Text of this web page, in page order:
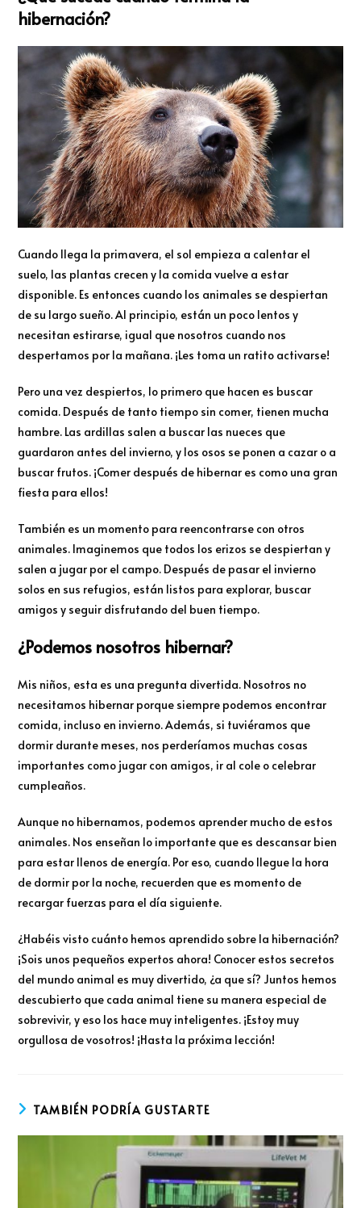
hibernación?
Cuando llega la primavera, el sol empieza a calentar el
suelo, las plantas crecen y la comida vuelve a estar
disponible. Es entonces cuando los animales se despiertan
de su largo sueño. Al principio, están un poco lentos y
necesitan estirarse, igual que nosotros cuando nos
despertamos por la mañana. ¡Les toma un ratito activarse!
Pero una vez despiertos, lo primero que hacen es buscar
comida. Después de tanto tiempo sin comer, tienen mucha
hambre. Las ardillas salen a buscar las nueces que
guardaron antes del invierno, y los osos se ponen a cazar o a
buscar frutos. ¡Comer después de hibernar es como una gran
fiesta para ellos!
También es un momento para reencontrarse con otros
animales. Imaginemos que todos los erizos se despiertan y
salen a jugar por el campo. Después de pasar el invierno
solos en sus refugios, están listos para explorar, buscar
amigos y seguir disfrutando del buen tiempo.
¿Podemos nosotros hibernar?
Mis niños, esta es una pregunta divertida. Nosotros no
necesitamos hibernar porque siempre podemos encontrar
comida, incluso en invierno. Además, si tuviéramos que
dormir durante meses, nos perderíamos muchas cosas
importantes como jugar con amigos, ir al cole o celebrar
cumpleaños.
Aunque no hibernamos, podemos aprender mucho de estos
animales. Nos enseñan lo importante que es descansar bien
para estar llenos de energía. Por eso, cuando llegue la hora
de dormir por la noche, recuerden que es momento de
recargar fuerzas para el día siguiente.
¿Habéis visto cuánto hemos aprendido sobre la hibernación?
¡Sois unos pequeños expertos ahora! Conocer estos secretos
del mundo animal es muy divertido, ¿a que sí? Juntos hemos
descubierto que cada animal tiene su manera especial de
sobrevivir, y eso los hace muy inteligentes. ¡Estoy muy
orgullosa de vosotros! ¡Hasta la próxima lección!
TAMBIÉN PODRÍA GUSTARTE